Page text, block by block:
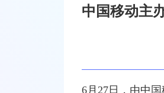
中国移动主
6月27日，由中国